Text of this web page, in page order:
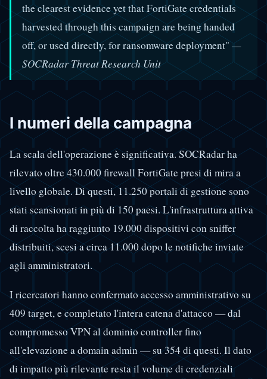
the clearest evidence yet that FortiGate credentials
harvested through this campaign are being handed
off, or used directly, for ransomware deployment"—
SOCRadar Threat Research Unit
I numeri della campagna
La scala dell'operazione è significativa. SOCRadar ha
rilevato oltre 430.000 firewall FortiGate presi di mira a
livello globale. Di questi, 11.250 portali di gestione sono
stati scansionati in più di 150 paesi. L'infrastruttura attiva
di raccolta ha raggiunto 19.000 dispositivi con sniffer
distribuiti, scesi a circa 11.000 dopo le notifiche inviate
agli amministratori.
I ricercatori hanno confermato accesso amministrativo su
409 target, e completato l'intera catena d'attacco — dal
compromesso VPN al dominio controller fino
all'elevazione a domain admin — su 354 di questi. Il dato
di impatto più rilevante resta il volume di credenziali